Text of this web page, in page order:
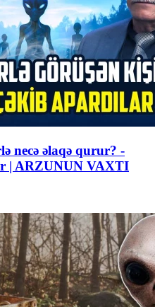
necə əlaqə qurur? -
| ARZUNUN VAXTI